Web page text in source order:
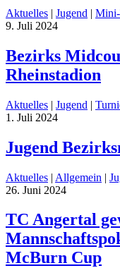
Aktuelles | Jugend |
9. Juli 2024
Bezirks
Rheinstadion
Aktuelles | Jugend |
1. Juli 2024
Jugend
Aktuelles | Allgemein |
26. Juni 2024
TC Angertal
McBurn Cup